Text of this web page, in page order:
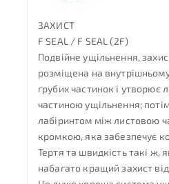
ЗАХИСТ
F SEAL / F SEAL (2F)
Подвійне ущільнення,
розміщена на
грубих частинок і утворює
частиною ущільнення;
лабіринтом між листовою
кромкою, яка забезпечує
Тертя та швидкість такі ж,
набагато кращий захист